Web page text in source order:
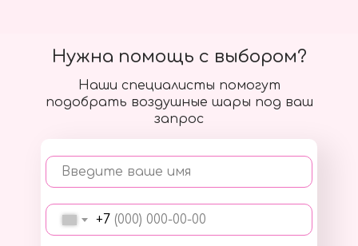
Наши специалисты помогут
подобрать воздушные шары под ваш
запрос
Введите ваше имя
+7
Нужна помощь с выбором?